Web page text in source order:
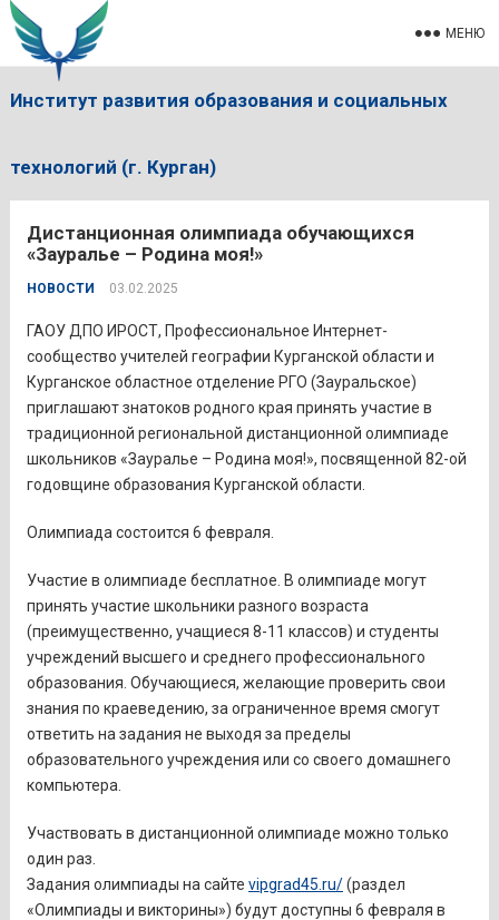
Институт развития образования и социальных
технологий (г. Курган)
МЕНЮ
Дистанционная олимпиада обучающихся
«Зауралье – Родина моя!»
НОВОСТИ 03.02.2025
ГАОУ ДПО ИРОСТ, Профессиональное Интернет-
сообщество учителей географии Курганской области и
Курганское областное отделение РГО (Зауральское)
приглашают знатоков родного края принять участие в
традиционной региональной дистанционной олимпиаде
школьников «Зауралье – Родина моя!», посвященной 82-ой
годовщине образования Курганской области.
Олимпиада состоится 6 февраля.
Участие в олимпиаде бесплатное. В олимпиаде могут
принять участие школьники разного возраста
(преимущественно, учащиеся 8-11 классов) и студенты
учреждений высшего и среднего профессионального
образования. Обучающиеся, желающие проверить свои
знания по краеведению, за ограниченное время смогут
ответить на задания не выходя за пределы
образовательного учреждения или со своего домашнего
компьютера.
Участвовать в дистанционной олимпиаде можно только
один раз.
Задания олимпиады на сайте vipgrad45.ru/(раздел
«Олимпиады и викторины») будут доступны 6 февраля в